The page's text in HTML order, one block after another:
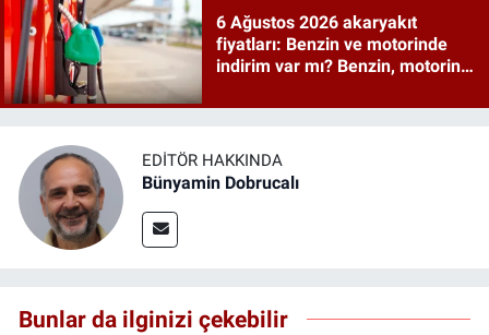
6 Ağustos 2026 akaryakıt
fiyatları: Benzin ve motorinde
indirim var mı? Benzin, motorin,
EDITÖR HAKKINDA
Bünyamin Dobrucalı
Bunlar da ilginizi çekebilir